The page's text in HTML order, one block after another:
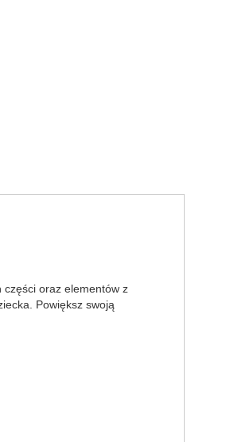
części oraz elementów z
Powiększ swoją